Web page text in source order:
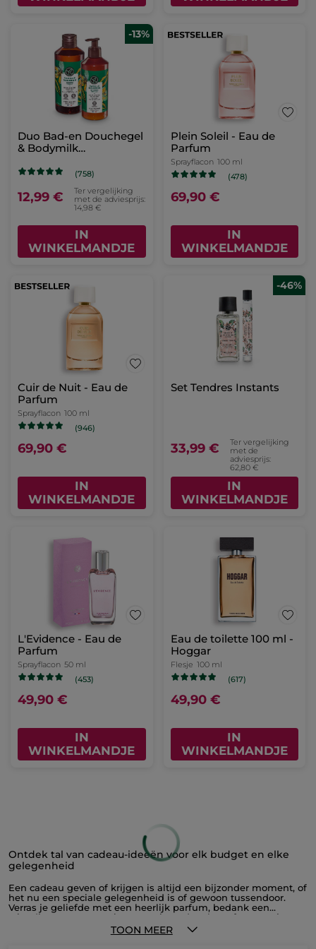
-13%
Duo Bad-en Douchegel
& Bodymilk
(758)
12,99 €
Ter vergelijking
met de adviesprijs:
14,98 €
IN
WINKELMANDJE
Plein Soleil - Eau de
Parfum
Sprayflacon 100 ml
(478)
69,90 €
IN
WINKELMANDJE
Cuir de Nuit - Eau de
Parfum
Sprayflacon 100 ml
(946)
69,90 €
IN
WINKELMANDJE
-46%
Set Tendres Instants
33,99 €
Ter vergelijking
met de
adviesprijs:
62,80 €
IN
WINKELMANDJE
L'Evidence - Eau de
Parfum
Sprayflacon 50 ml
(453)
49,90 €
IN
WINKELMANDJE
Eau de toilette 100 ml -
Hoggar
Flesje 100 ml
(617)
49,90 €
IN
WINKELMANDJE
Ontdek tal van cadeau-ideeën voor elk budget en elke
gelegenheid
Een cadeau geven of krijgen is altijd een bijzonder moment, of
het nu een speciale gelegenheid is of gewoon tussendoor.
Verras je geliefde met een heerlijk parfum, bedank een
vriendin met een mooie cosmeticacadeaubox of verwen je
partner met een set verzorgingsproducten voor mannen. Of je
nu een geschenk zoekt voor een sprankelende, frisse
TOON MEER